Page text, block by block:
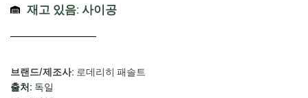
재고 있음: 사이공
브랜드/제조사: 로데리히 패솔트
출처: 독일